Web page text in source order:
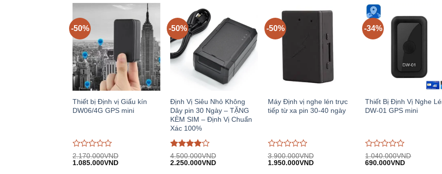
-50%
Thiết bị Định vị Giấu kín
DW06/4G GPS mini
Được
đánh
2.170.000VND
Giá
1.085.000VNDGiá
-50%
Định Vị Siêu Nhỏ Không
Dây pin 30 Ngày – TẶNG
KÈM SIM – Định Vị Chuẩn
Xác 100%
Được
đánh giá
4.500.000VND
Giá
2.250.000VNDGiá
-50%
Máy Định vị nghe lén trực
tiếp từ xa pin 30-40 ngày
Được
đánh
3.900.000VND
Giá
1.950.000VNDGiá
-34%
Thiết Bị Định Vị Nghe
DW-01 GPS mini
Được
đánh
1.040.000VND
Giá
690.000VNDGiá